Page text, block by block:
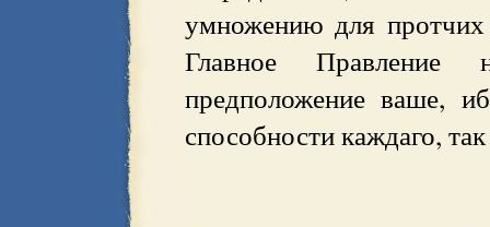
умножению для
Главное Правление
предположение ваше,
способности каждаго,